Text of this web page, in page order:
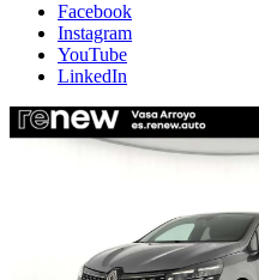
Facebook
Instagram
YouTube
LinkedIn